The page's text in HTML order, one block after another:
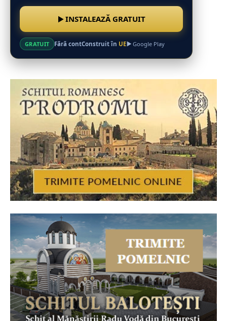
INSTALEAZĂ GRATUIT
GRATUIT Fără contConstruit în UE Google Play